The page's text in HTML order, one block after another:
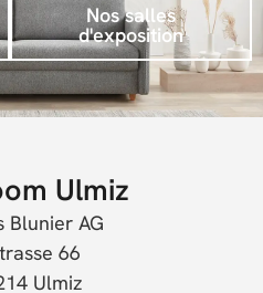
Nos salles
d'exposition
Ulmiz
Blunier AG
66
Ulmiz